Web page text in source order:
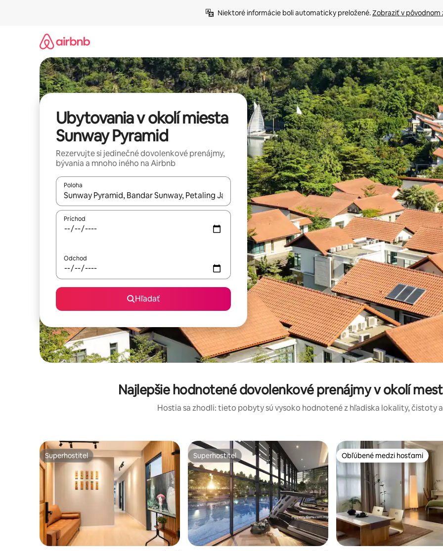
Niektoré informácie boli automaticky preložené. Zobraziť v pôvodnom
Ubytovania v okolí miesta
Sunway Pyramid
Rezervujte si jedinečné dovolenkové prenájmy,
bývania a mnoho iného na Airbnb
Poloha
Keď budú výsledky k dispozícii, môžete si ich prechádzať pomocou klávesov so šípkami nahor a nadol alebo ich
Príchod
Odchod
Hľadať
Najlepšie hodnotené dovolenkové prenájmy v okolí
Hostia sa zhodli: tieto pobyty sú vysoko hodnotené z hľadiska lokality, čistoty
Superhostiteľ
Superhostiteľ Superhostiteľ
Superhostiteľ Obľúbené medzi hosťami
Obľúbené medzi hosťami